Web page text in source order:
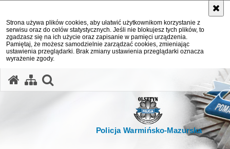
Strona używa plików cookies, aby ułatwić użytkownikom korzystanie z
serwisu oraz do celów statystycznych. Jeśli nie blokujesz tych plików, to
zgadzasz się na ich użycie oraz zapisanie w pamięci urządzenia.
Pamiętaj, że możesz samodzielnie zarządzać cookies, zmieniając
ustawienia przeglądarki. Brak zmiany ustawienia przeglądarki oznacza
wyrażenie zgody.
Policja Warmińsko-Mazurska